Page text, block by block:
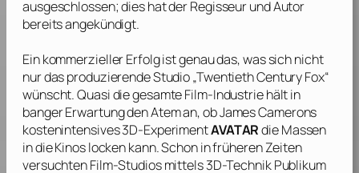
ausgeschlossen; dies hat der Regisseur und Autor
bereits angekündigt.
Ein kommerzieller Erfolg ist genau das, was sich nicht
nur das produzierende Studio „Twentieth Century Fox“
wünscht. Quasi die gesamte Film-Industrie hält in
banger Erwartung den Atem an, obJames Camerons
kostenintensives 3D-ExperimentAVATARdie Massen
in die Kinos locken kann. Schon in früheren Zeiten
versuchten Film-Studios mittels 3D-Technik Publikum